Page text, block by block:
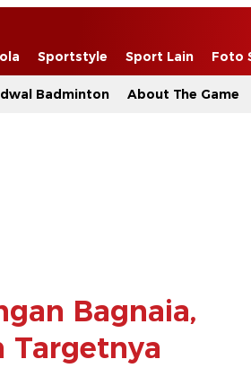
Sportstyle Sport Lain Foto
Badminton About The Game
Bagnaia,
Targetnya